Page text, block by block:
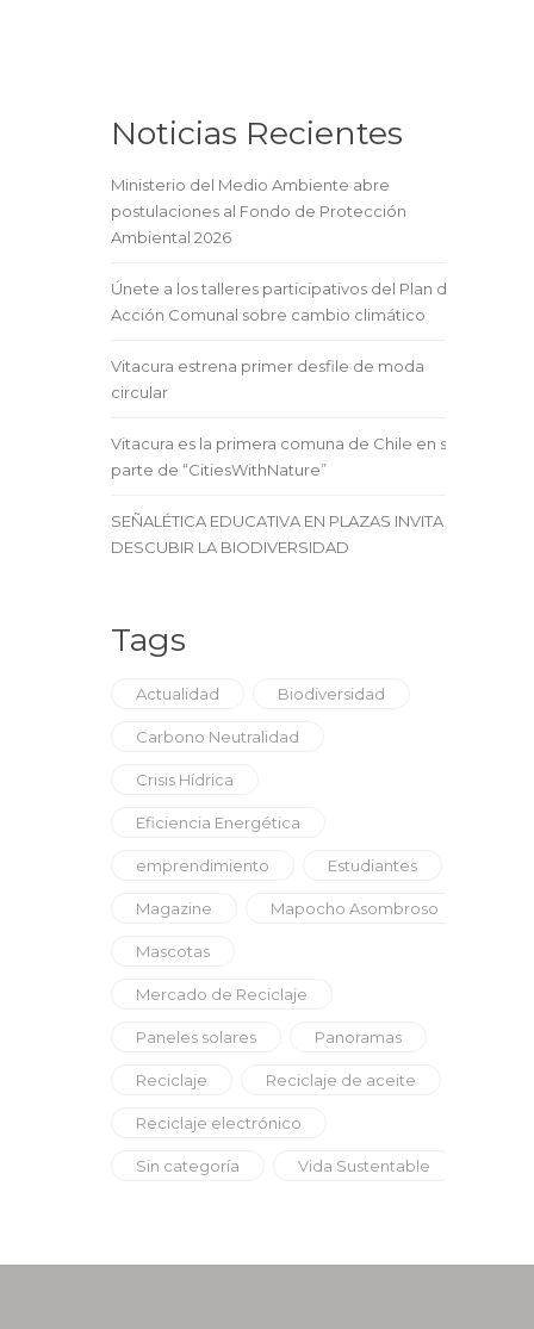
Noticias Recientes
Ministerio del Medio Ambiente abre
postulaciones al Fondo de Protección
Ambiental 2026
Únete a los talleres participativos del Plan de
Acción Comunal sobre cambio climático
Vitacura estrena primer desfile de moda
circular
Vitacura es la primera comuna de Chile en ser
parte de “CitiesWithNature”
SEÑALÉTICA EDUCATIVA EN PLAZAS INVITA A
DESCUBIR LA BIODIVERSIDAD
Tags
Actualidad Biodiversidad
Carbono Neutralidad
Crisis Hídrica
Eficiencia Energética
emprendimiento Estudiantes
Magazine Mapocho Asombroso
Mascotas
Mercado de Reciclaje
Paneles solares Panoramas
Reciclaje Reciclaje de aceite
Reciclaje electrónico
Sin categoría Vida Sustentable